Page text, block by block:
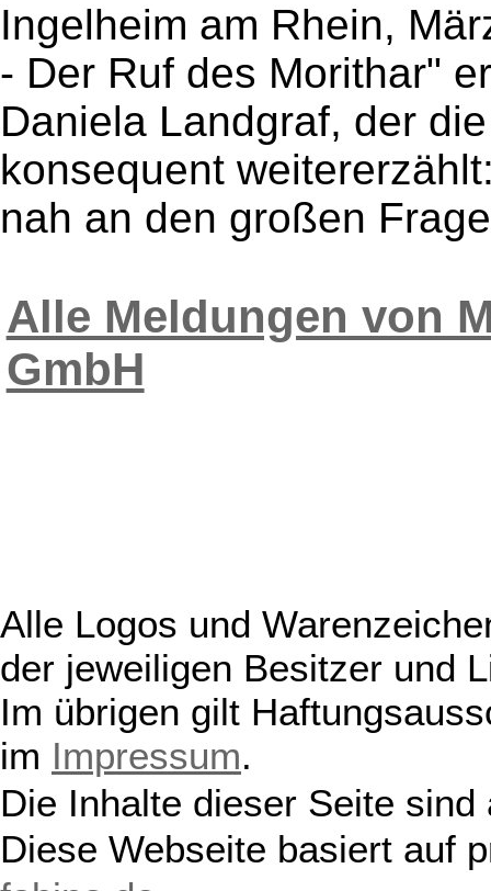
Ingelheim am Rhein,
- Der Ruf des Morithar"
Daniela Landgraf, der
konsequent
nah an den großen
Alle Meldungen von
GmbH
Alle Logos und
der jeweiligen Besitzer und
Im übrigen gilt
im Impressum.
Die Inhalte dieser Seite
Diese Webseite basiert auf